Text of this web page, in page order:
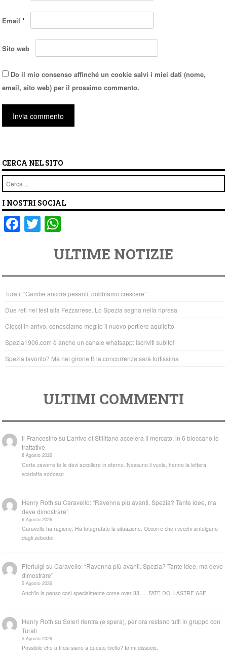
Email*
Sito web
Do il mio consenso affinché un cookie salvi i miei dati (nome,
email, sito web) per il prossimo commento.
CERCA NEL SITO
Cerca
I NOSTRI SOCIAL
F
a
e
b
o
o
k
T
wi
er
at
s
A
p
p
ULTIME NOTIZIE
Turati: “Gambe ancora pesanti, dobbiamo crescere”
Due reti nel test alla Fezzanese. Lo Spezia segna nella ripresa
Ciocci in arrivo, conosciamo meglio il nuovo portiere aquilotto
Spezia1906.com è anche un canale whatsapp: iscriviti subito!
Spezia favorito? Ma nel girone B la concorrenza sarà fortissima
ULTIMI COMMENTI
Il Francesino su L’arrivo di Stillitano accelera il mercato: in 6 bloccano le
trattative
8 Agosto 2026
Certe zavorre te le devi accollare in eterno. Nessuno li vuole, hanno la lettera
scarlatta addosso
Henry Roth suCaravello: “Ravenna più avanti. Spezia? Tante idee, ma
deve dimostrare”
6 Agosto 2026
Caravello ha ragione. Ha fotografato la situazione. Occorre che i vecchi sintolgano
dagli zebedei!
Pierluigi suCaravello: “Ravenna più avanti. Spezia? Tante idee, ma deve
dimostrare”
5 Agosto 2026
Anch'io la penso così specialmente come over 33..... FATE DOI LASTRE ASE
Henry Roth suSoleri rientra (e spera), per ora restano tutti in gruppo con
Turati
5 Agosto 2026
Possibile che u tifosi siano a questo livello? Io mi dissocio.